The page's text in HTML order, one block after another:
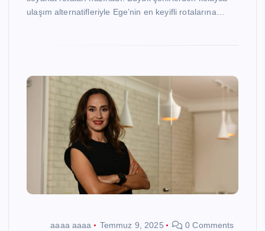
ulaşım alternatifleriyle Ege’nin en keyifli rotalarına…
aaaa aaaa Temmuz 9, 2025 0 Comments